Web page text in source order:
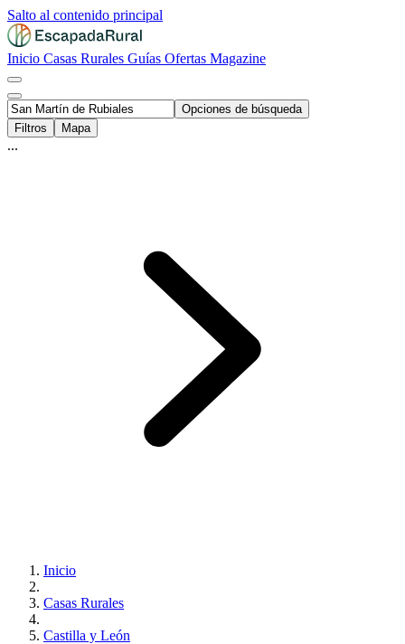
Salto al contenido principal
Inicio Casas Rurales Guías Ofertas Magazine
Opciones de búsqueda
Filtros
Mapa
...
Inicio
Casas Rurales
Castilla y León